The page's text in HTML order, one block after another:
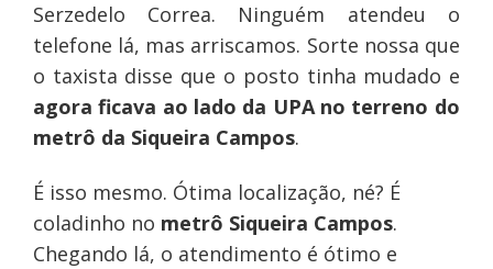
Serzedelo Correa. Ninguém atendeu o
telefone lá, mas arriscamos. Sorte nossa que
o taxista disse que o posto tinha mudado e
agora ficava ao lado da UPA no terreno do
metrô da Siqueira Campos.
É isso mesmo. Ótima localização, né? É
coladinho no metrô Siqueira Campos.
Chegando lá, o atendimento é ótimo e